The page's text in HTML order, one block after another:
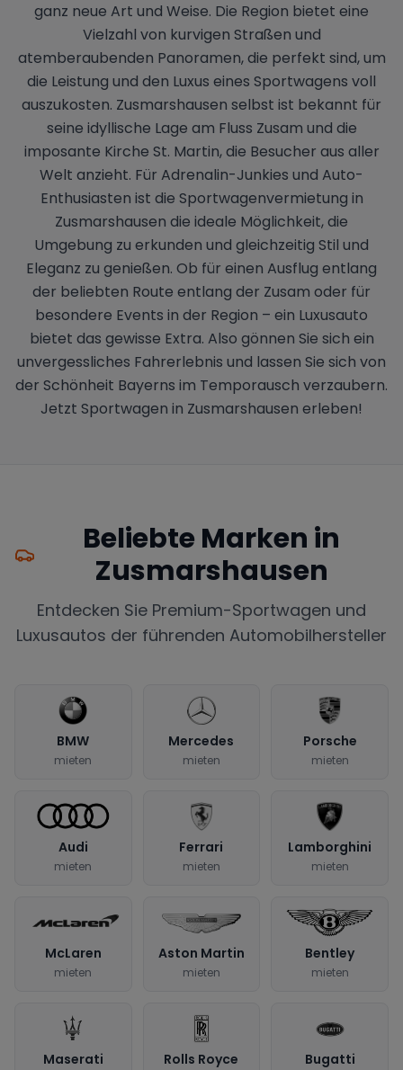
ganz neue Art und Weise. Die Region bietet eine
Vielzahl von kurvigen Straßen und
atemberaubenden Panoramen, die perfekt sind, um
die Leistung und den Luxus eines Sportwagens voll
auszukosten. Zusmarshausen selbst ist bekannt für
seine idyllische Lage am Fluss Zusam und die
imposante Kirche St. Martin, die Besucher aus aller
Welt anzieht. Für Adrenalin-Junkies und Auto-
Enthusiasten ist die Sportwagenvermietung in
Zusmarshausen die ideale Möglichkeit, die
Umgebung zu erkunden und gleichzeitig Stil und
Eleganz zu genießen. Ob für einen Ausflug entlang
der beliebten Route entlang der Zusam oder für
besondere Events in der Region – ein Luxusauto
bietet das gewisse Extra. Also gönnen Sie sich ein
unvergessliches Fahrerlebnis und lassen Sie sich von
der Schönheit Bayerns im Temporausch verzaubern.
Jetzt Sportwagen in Zusmarshausen erleben!
Beliebte Marken in
Zusmarshausen
Entdecken Sie Premium-Sportwagen und
Luxusautos der führenden Automobilhersteller
BMW
mieten
Mercedes
mieten
Porsche
mieten
Audi
mieten
Ferrari
mieten
Lamborghini
mieten
McLaren
mieten
Aston Martin
mieten
Bentley
mieten
Maserati Rolls Royce Bugatti